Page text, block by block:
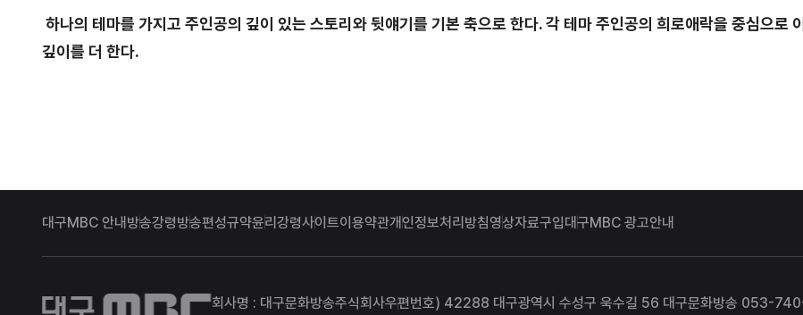
하나의 테마를 가지고 주인공의 깊이 있는 스토리와 뒷얘기를 기본 축으로 한다. 각 테마 주인공의 희로애락을 중심으로
깊이를 더 한다.
대구MBC 안내 방송강령방송편성규약윤리강령사이트이용약관개인정보처리방침영상자료구입대구MBC 광고안내
대구MBC 회사명 : 대구문화방송주식회사우편번호) 42288 대구광역시 수성구 욱수길 56 대구문화방송 053-